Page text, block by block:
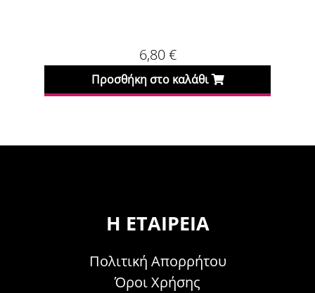
6,80€
Προσθήκη στο καλάθι
Η ΕΤΑΙΡΕΊΑ
Πολιτική Απορρήτου
Όροι Χρήσης